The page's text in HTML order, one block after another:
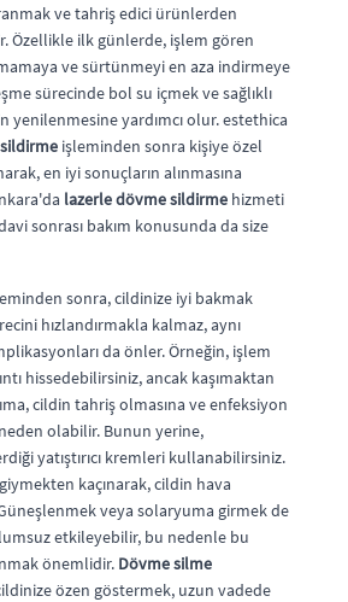
ve tahriş edici ürünlerden
Özellikle ilk günlerde, işlem gören
ve sürtünmeyi en aza indirmeye
sürecinde bol su içmek ve sağlıklı
yenilenmesine yardımcı olur. estethica
işleminden sonra kişiye özel
en iyi sonuçların alınmasına
lazerle dövme sildirme hizmeti
sonrası bakım konusunda da size
sonra, cildinize iyi bakmak
hızlandırmakla kalmaz, aynı
da önler. Örneğin, işlem
hissedebilirsiniz, ancak kaşımaktan
cildin tahriş olmasına ve enfeksiyon
olabilir. Bunun yerine,
yatıştırıcı kremleri kullanabilirsiniz.
kaçınarak, cildin hava
Güneşlenmek veya solaryuma girmek de
etkileyebilir, bu nedenle bu
önemlidir. Dövme silme
özen göstermek, uzun vadede